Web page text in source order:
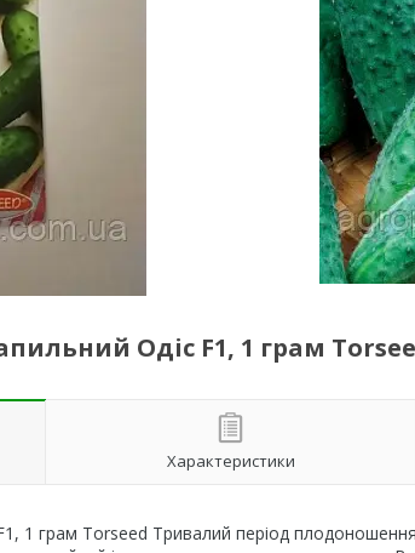
Одіс F1, 1 грам
Характеристики
1 грам Torseed Тривалий період